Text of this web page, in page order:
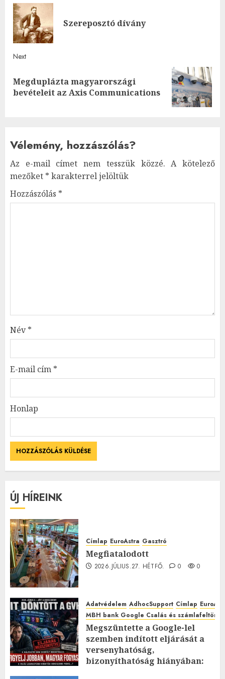
navigationSzereposztó dívány
Next
Next
post:
Megduplázta magyarországi
bevételeit az Axis Communications
Vélemény, hozzászólás?
Az e-mail címet nem tesszük közzé. A kötelező
mezőket * karakterrel jelöltük
Hozzászólás *
Név*
E-mail cím *
Honlap
ÚJ HÍREINK
Címlap EuroAstra Gasztró
Megfiatalodott
2026.JÚLIUS.27. HÉTFŐ. 0 0
Adatvédelem AdhocSupport Címlap
MBH bank Google Csalás és
Megszüntette a Google-lel
szemben indított eljárását a
versenyhatóság,
bizonyíthatóság hiányában: